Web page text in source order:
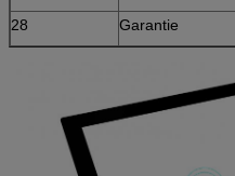
28 Garantie